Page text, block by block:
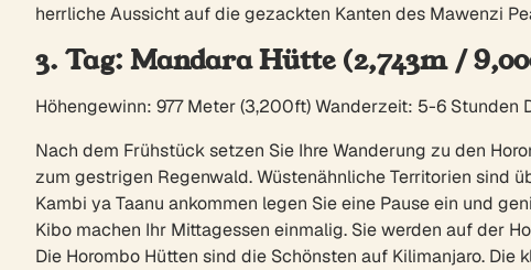
herrliche Aussicht auf die gezackten Kanten des Mawenzi
3. Tag: Mandara Hütte (2,743m /
Höhengewinn: 977 Meter (3,200ft) Wanderzeit: 5-6 Stunden
Nach dem Frühstück setzen Sie Ihre Wanderung zu den
zum gestrigen Regenwald. Wüstenähnliche Territorien sind
Kambi ya Taanu ankommen legen Sie eine Pause ein und
Kibo machen Ihr Mittagessen einmalig. Sie werden auf der
Die Horombo Hütten sind die Schönsten auf Kilimanjaro.